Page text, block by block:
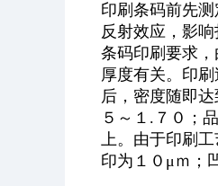
印刷条码前先
反射效应，影
条码印刷要求
厚度有关。印
后，密度随即
５～１.７０；
上。由于印刷
印为１０μｍ；